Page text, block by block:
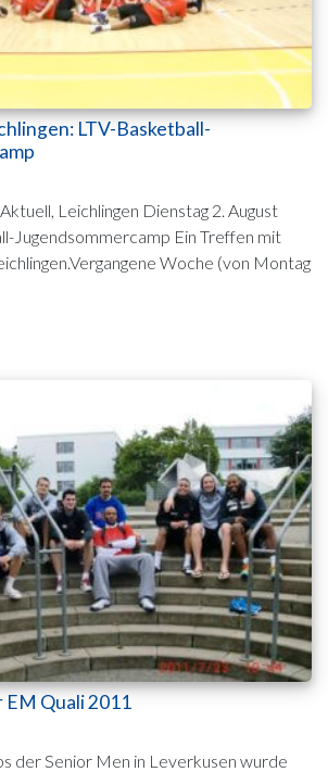
LTV-Basketball-
Leichlingen Dienstag 2. August
Jugendsommercamp Ein Treffen mit
Woche (von Montag
Quali 2011
der Senior Men in Leverkusen wurde